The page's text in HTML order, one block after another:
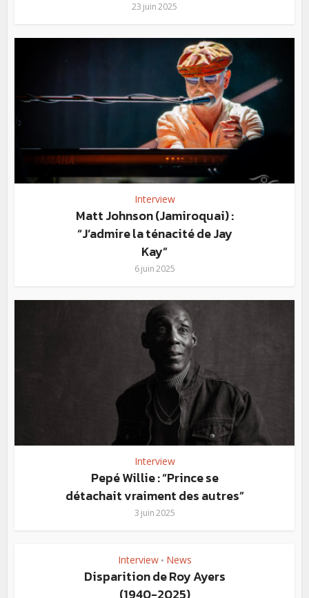
23 juin 2025
Interview
Matt Johnson (Jamiroquai) :
“J’admire la ténacité de Jay
Kay”
6 juin 2025
Interview
Pepé Willie : “Prince se
détachait vraiment des autres”
3 juin 2025
Interview • News
Disparition de Roy Ayers